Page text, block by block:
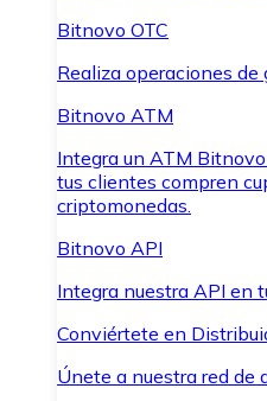
Bitnovo OTC
Realiza operaciones de
Bitnovo ATM
Integra un ATM
tus clientes compren
criptomonedas.
Bitnovo API
Integra nuestra API en
Conviértete en
Únete a nuestra red de